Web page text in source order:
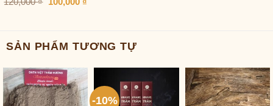
SẢN PHẨM TƯƠNG TỰ
-10%